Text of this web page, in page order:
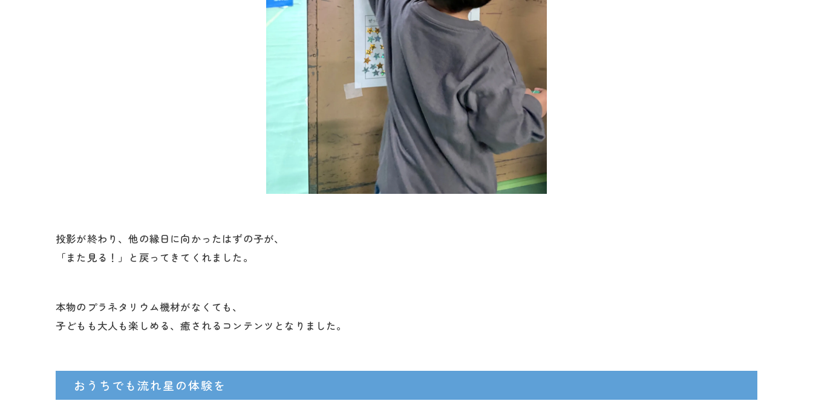
投影が終わり、他の縁日に向かったはずの子が、
「また見る！」と戻ってきてくれました。
本物のプラネタリウム機材がなくても、
子どもも大人も楽しめる、癒されるコンテンツとなりました。
おうちでも流れ星の体験を